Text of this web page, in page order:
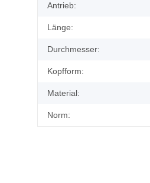
Antrieb:
Länge:
Durchmesser:
Kopfform:
Material:
Norm: